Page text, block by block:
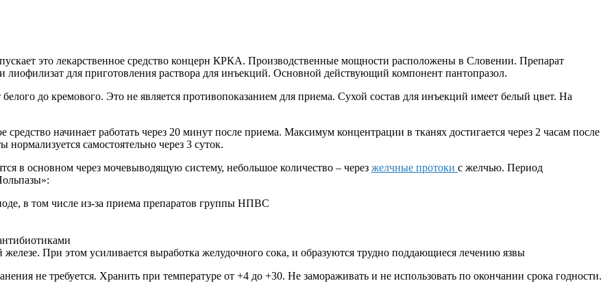
это лекарственное средство концерн КРКА. Производственные мощности расположены в Словении. Препарат
лиофилизат для приготовления раствора для инъекций. Основной действующий компонент пантопразол.
до кремового. Это не является противопоказанием для приема. Сухой состав для инъекций имеет белый цвет. На
начинает работать через 20 минут после приема. Максимум концентрации в тканях достигается через 2 часам после
самостоятельно через 3 суток.
в основном через мочевыводящую систему, небольшое количество – через желчные протоки с желчью. Период
в том числе из-за приема препаратов группы НПВС
При этом усиливается выработка желудочного сока, и образуются трудно поддающиеся лечению язвы
не требуется. Хранить при температуре от +4 до +30. Не замораживать и не использовать по окончании срока годности.